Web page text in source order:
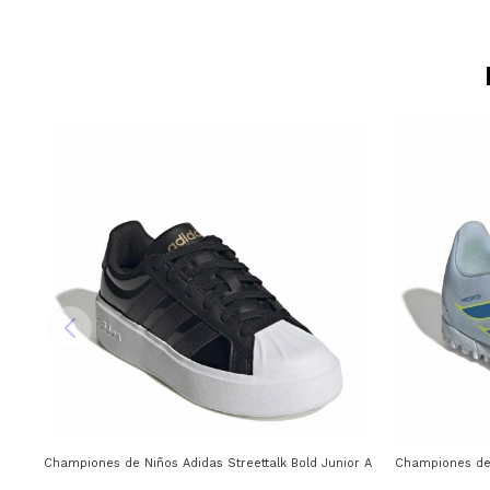
Championes de Niños Adidas Streettalk Bold Junior Adidas - Negro
Championes